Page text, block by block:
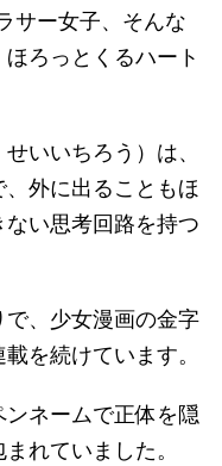
サー女子、そんな
ろっとくるハート
いいちろう）は、
外に出ることもほ
い思考回路を持つ
、少女漫画の金字
を続けています。
ネームで正体を隠
れていました。